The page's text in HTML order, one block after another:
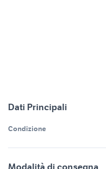
Dati Principali
Condizione
Modalità di consegna